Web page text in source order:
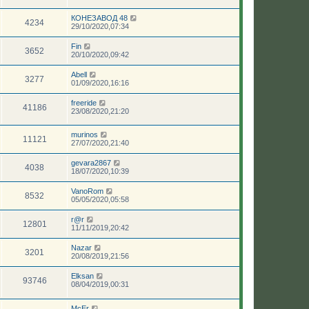
4234
КОНЕЗАВОД 48
29/10/2020,07:34
3652
Fin
20/10/2020,09:42
3277
Abell
01/09/2020,16:16
41186
freeride
23/08/2020,21:20
11121
murinos
27/07/2020,21:40
4038
gevara2867
18/07/2020,10:39
8532
VanoRom
05/05/2020,05:58
12801
r@r
11/11/2019,20:42
3201
Nazar
20/08/2019,21:56
93746
Elksan
08/04/2019,00:31